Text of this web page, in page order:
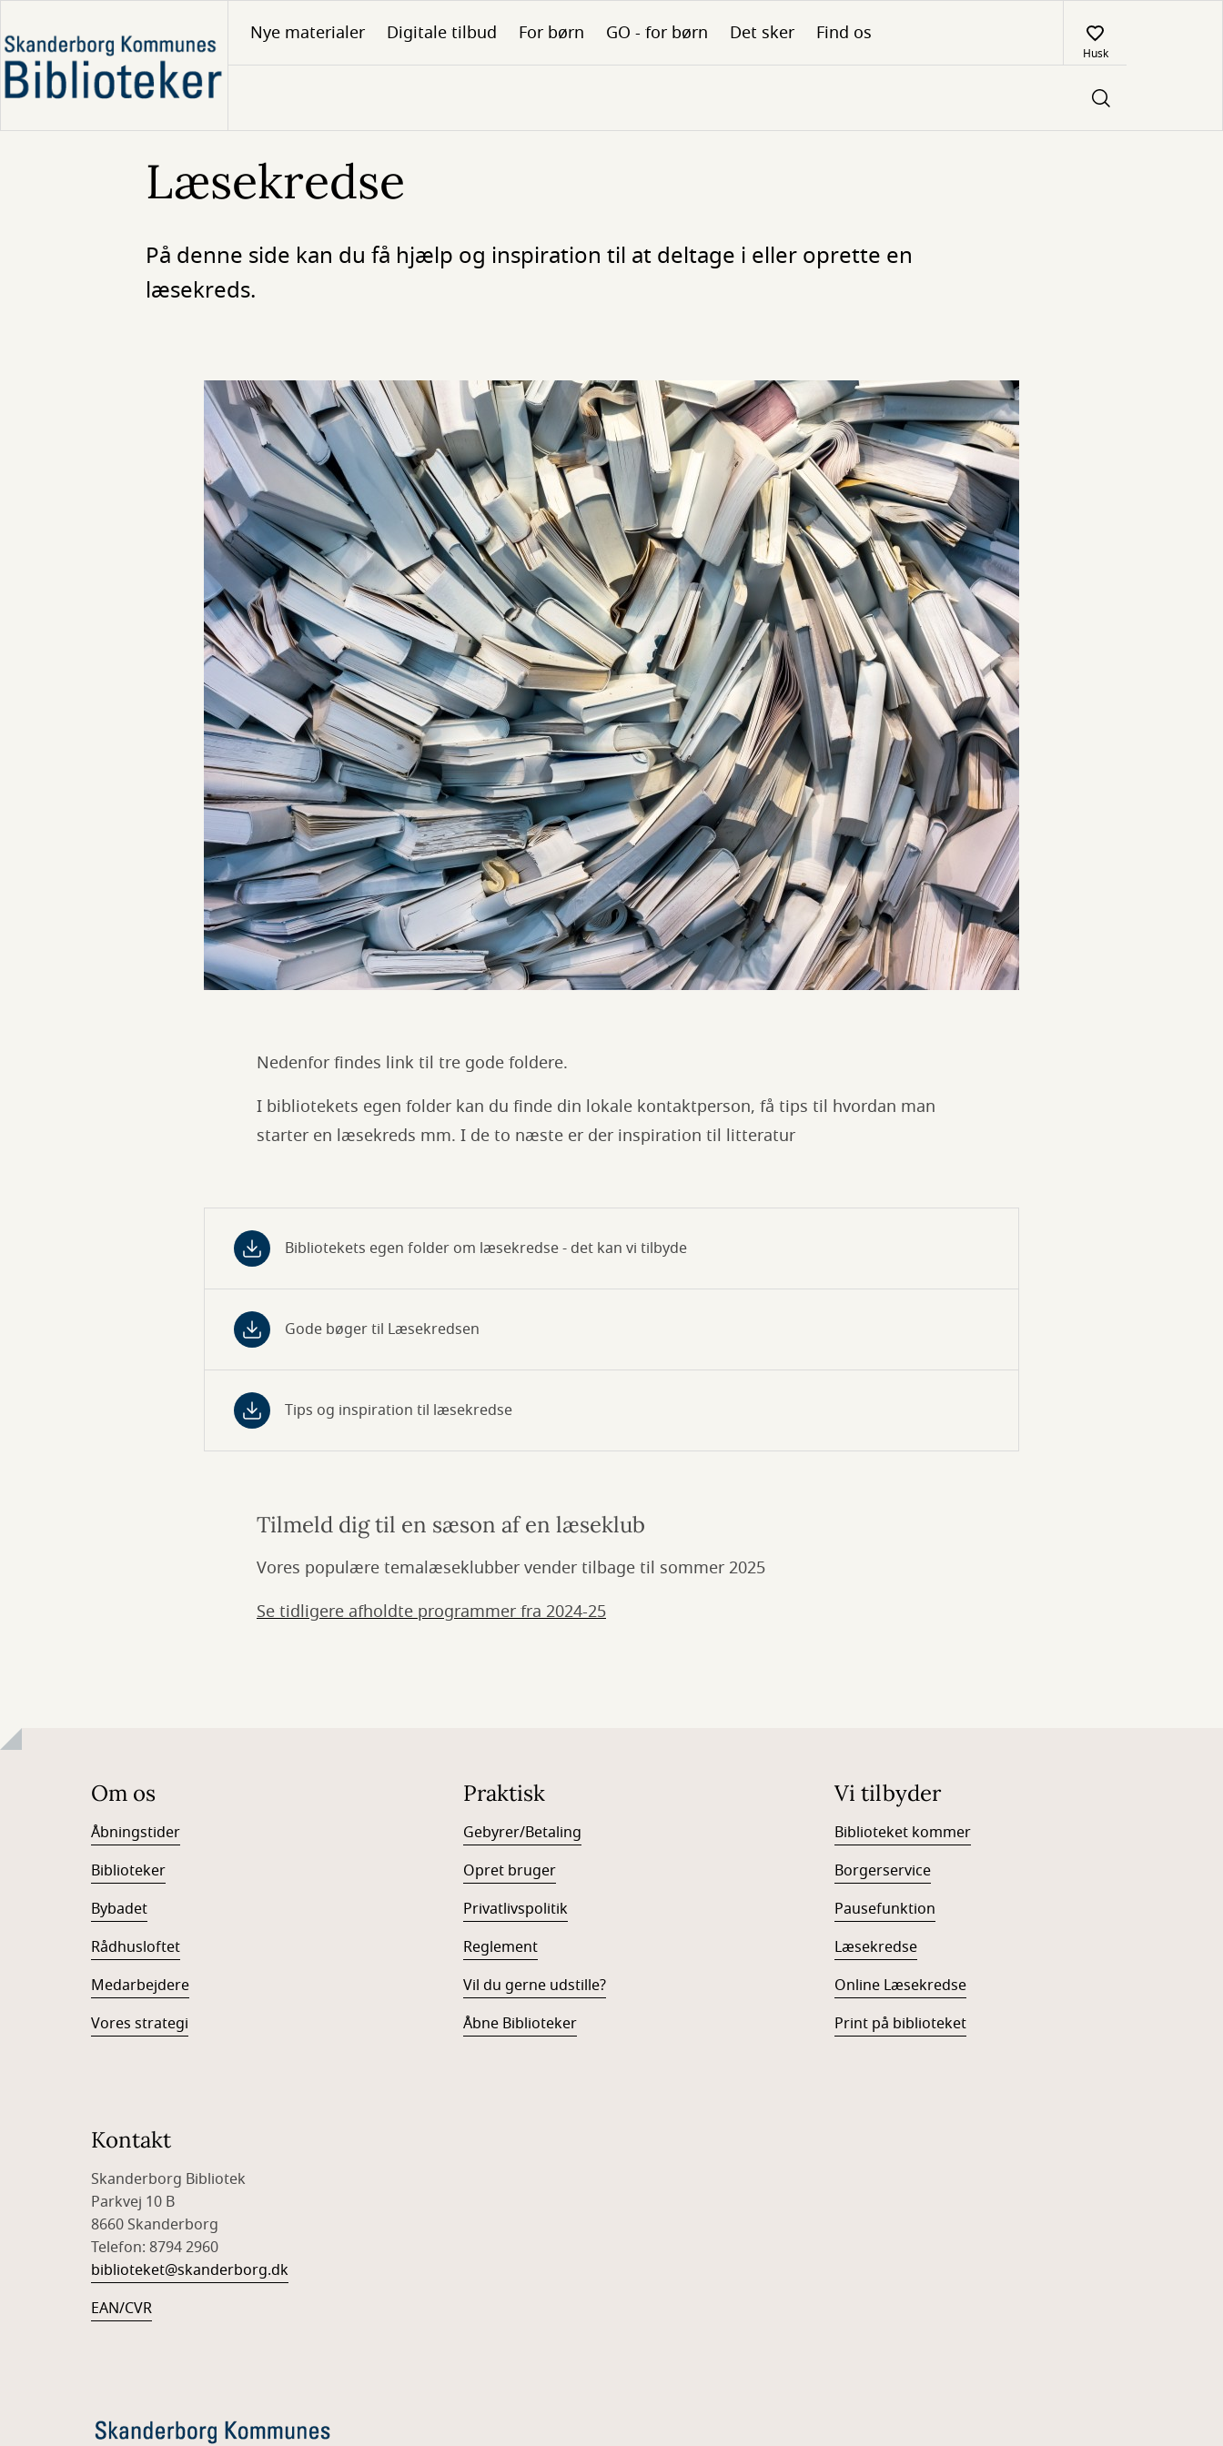
til
hovedindhold
Nye materialer Digitale tilbud For børn GO - for børn Det sker Find os
Husk
Læsekredse
På denne side kan du få hjælp og inspiration til at deltage i eller oprette en
læsekreds.
Nedenfor findes link til tre gode foldere.
I bibliotekets egen folder kan du finde din lokale kontaktperson, få tips til hvordan man
starter en læsekreds mm. I de to næste er der inspiration til litteratur
Bibliotekets egen folder om læsekredse - det kan vi tilbyde
Gode bøger til Læsekredsen
Tips og inspiration til læsekredse
Tilmeld dig til en sæson af en læseklub
Vores populære temalæseklubber vender tilbage til sommer 2025
Se tidligere afholdte programmer fra 2024-25
Om os
Åbningstider
Biblioteker
Bybadet
Rådhusloftet
Medarbejdere
Vores strategi
Praktisk
Gebyrer/Betaling
Opret bruger
Privatlivspolitik
Reglement
Vil du gerne udstille?
Åbne Biblioteker
Vi tilbyder
Biblioteket kommer
Borgerservice
Pausefunktion
Læsekredse
Online Læsekredse
Print på biblioteket
Kontakt
Skanderborg Bibliotek
Parkvej 10 B
8660 Skanderborg
Telefon: 8794 2960
biblioteket@skanderborg.dk
EAN/CVR